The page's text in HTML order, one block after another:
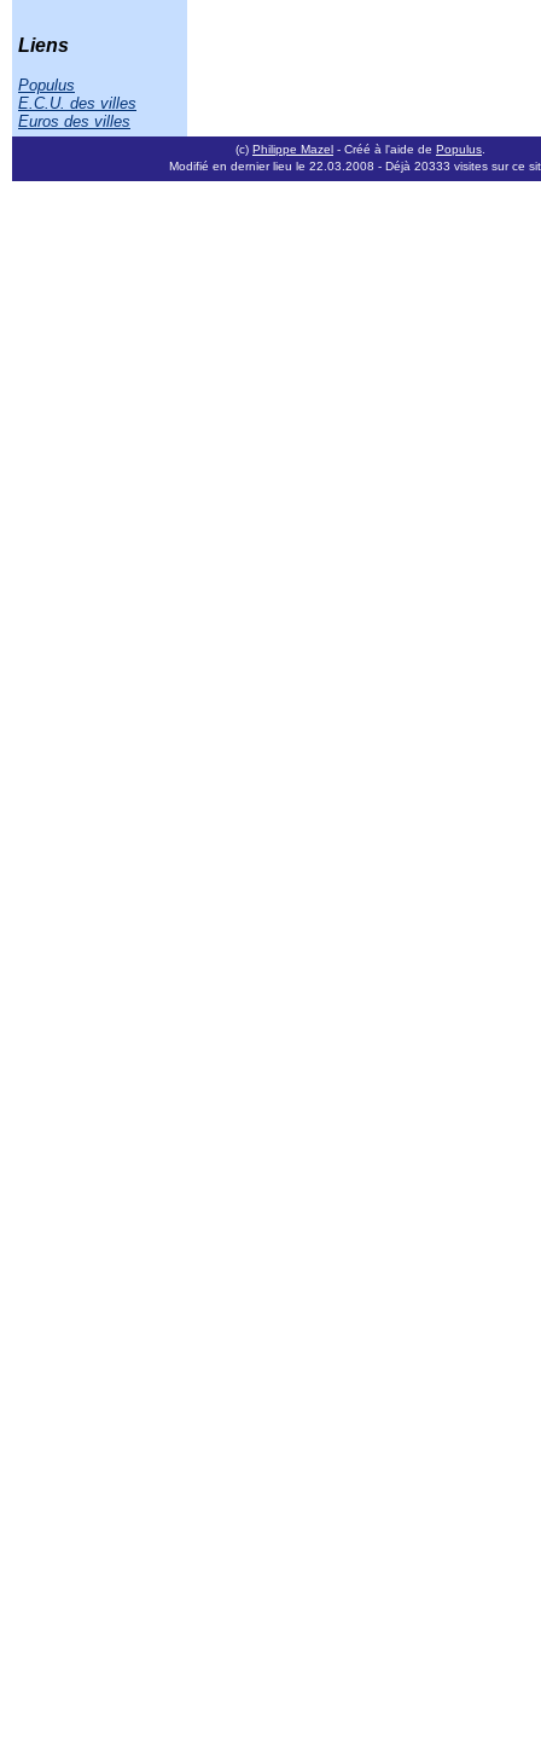
Liens
Populus
E.C.U. des villes
Euros des villes
(c) Philippe Mazel - Créé à l'aide de Populus
Modifié en dernier lieu le 22.03.2008 - Déjà 20333 visites sur ce